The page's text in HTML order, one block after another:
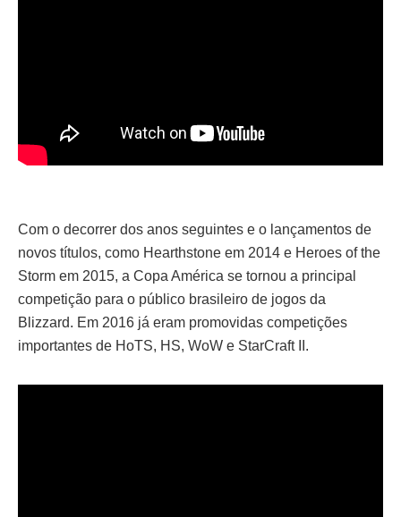
Com o decorrer dos anos seguintes e o lançamentos de
novos títulos, como Hearthstone em 2014 e Heroes of the
Storm em 2015, a Copa América se tornou a principal
competição para o público brasileiro de jogos da
Blizzard. Em 2016 já eram promovidas competições
importantes de HoTS, HS, WoW e StarCraft II.